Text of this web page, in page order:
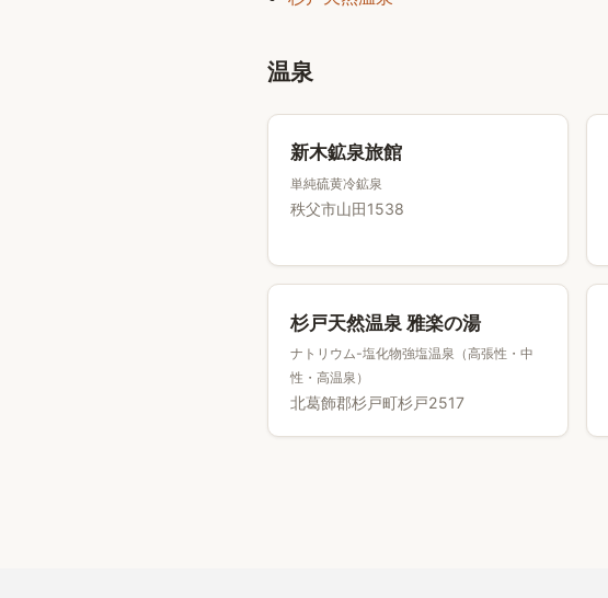
温泉
新木鉱泉旅館
単純硫黄冷鉱泉
秩父市山田1538
杉戸天然温泉 雅楽の湯
ナトリウム-塩化物強塩温泉（高張性・中
性・高温泉）
北葛飾郡杉戸町杉戸2517